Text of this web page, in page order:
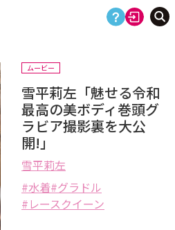
ムービー
雪平莉左「魅せる令和
最高の美ボディ巻頭グ
ラビア撮影裏を大公
開!」
雪平莉左
水着 グラドル
レースクイーン